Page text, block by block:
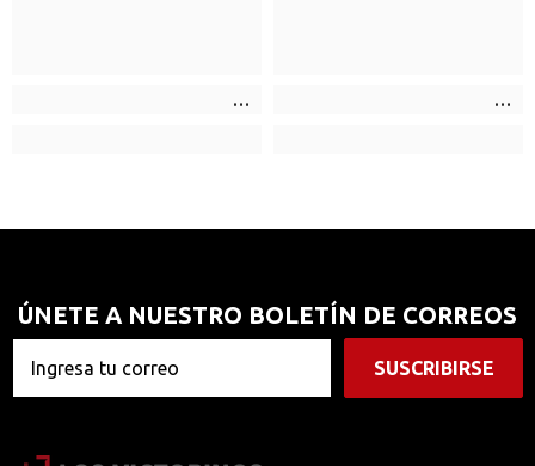
ÚNETE A NUESTRO BOLETÍN DE CORREOS
SUSCRIBIRSE